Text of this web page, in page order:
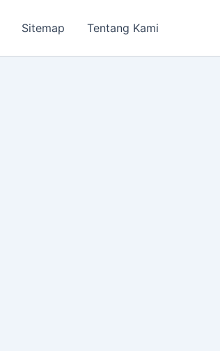
Sitemap Tentang Kami